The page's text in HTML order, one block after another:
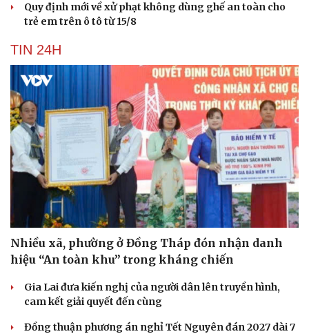
Quy định mới về xử phạt không dùng ghế an toàn cho
trẻ em trên ô tô từ 15/8
TIN 24H
Nhiều xã, phường ở Đồng Tháp đón nhận danh
hiệu “An toàn khu” trong kháng chiến
Gia Lai đưa kiến nghị của người dân lên truyền hình,
cam kết giải quyết đến cùng
Đồng thuận phương án nghỉ Tết Nguyên đán 2027 dài 7